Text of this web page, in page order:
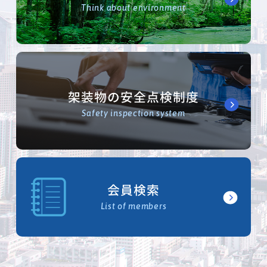
Think about environment
架装物の安全点検制度
Safety inspection system
会員検索
List of members